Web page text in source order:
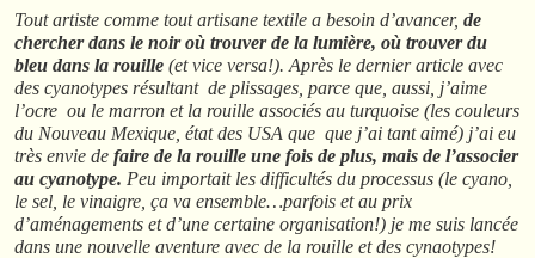
Tout artiste comme tout artisane textile a besoin d’avancer, de
chercher dans le noir où trouver de la lumière, où trouver du
bleu dans la rouille (et vice versa!). Après le dernier article avec
des cyanotypes résultant de plissages, parce que, aussi, j’aime
l’ocre ou le marron et la rouille associés au turquoise (les couleurs
du Nouveau Mexique, état des USA que que j’ai tant aimé) j’ai eu
très envie de faire de la rouille une fois de plus, mais de l’associer
au cyanotype. Peu importait les difficultés du processus (le cyano,
le sel, le vinaigre, ça va ensemble…parfois et au prix
d’aménagements et d’une certaine organisation!) je me suis lancée
dans une nouvelle aventure avec de la rouille et des cynaotypes!